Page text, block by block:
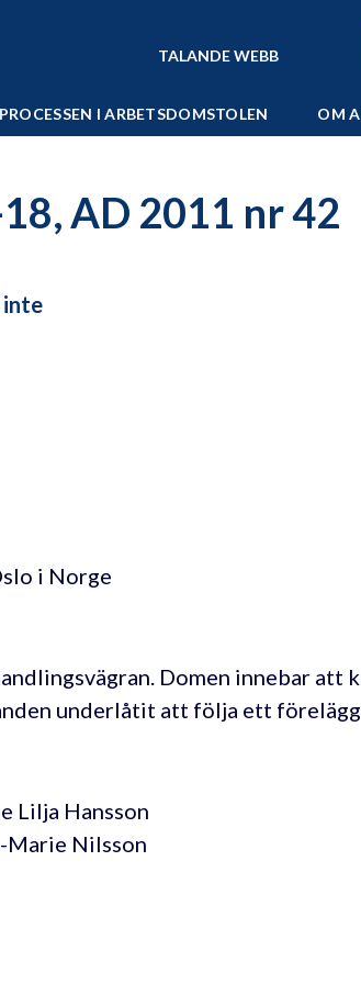
TALANDE WEBB
PROCESSEN I ARBETSDOMSTOLEN OM
AD 2011 nr 42
inte
i Norge
Domen innebar att
underlåtit att följa ett
Lilja Hansson
Marie Nilsson